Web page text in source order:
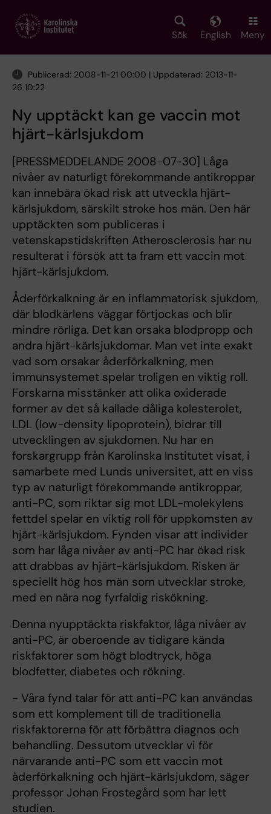
main
Sök English Meny
Publicerad: 2008-11-21 00:00 | Uppdaterad: 2013-11-
26 10:22
Ny upptäckt kan ge vaccin mot
hjärt-kärlsjukdom
[PRESSMEDDELANDE 2008-07-30] Låga
nivåer av naturligt förekommande antikroppar
kan innebära ökad risk att utveckla hjärt-
kärlsjukdom, särskilt stroke hos män. Den här
upptäckten som publiceras i
vetenskapstidskriften Atherosclerosis har nu
resulterat i försök att ta fram ett vaccin mot
hjärt-kärlsjukdom.
Åderförkalkning är en inflammatorisk sjukdom,
där blodkärlens väggar förtjockas och blir
mindre rörliga. Det kan orsaka blodpropp och
andra hjärt-kärlsjukdomar. Man vet inte exakt
vad som orsakar åderförkalkning, men
immunsystemet spelar troligen en viktig roll.
Forskarna misstänker att olika oxiderade
former av det så kallade dåliga kolesterolet,
LDL (low-density lipoprotein), bidrar till
utvecklingen av sjukdomen. Nu har en
forskargrupp från Karolinska Institutet visat, i
samarbete med Lunds universitet, att en viss
typ av naturligt förekommande antikroppar,
anti-PC, som riktar sig mot LDL-molekylens
fettdel spelar en viktig roll för uppkomsten av
hjärt-kärlsjukdom. Fynden visar att individer
som har låga nivåer av anti-PC har ökad risk
att drabbas av hjärt-kärlsjukdom. Risken är
speciellt hög hos män som utvecklar stroke,
med en nära nog fyrfaldig riskökning.
Denna nyupptäckta riskfaktor, låga nivåer av
anti-PC, är oberoende av tidigare kända
riskfaktorer som högt blodtryck, höga
blodfetter, diabetes och rökning.
- Våra fynd talar för att anti-PC kan användas
som ett komplement till de traditionella
riskfaktorerna för att förbättra diagnos och
behandling. Dessutom utvecklar vi för
närvarande anti-PC som ett vaccin mot
åderförkalkning och hjärt-kärlsjukdom, säger
professor Johan Frostegård som har lett
studien.